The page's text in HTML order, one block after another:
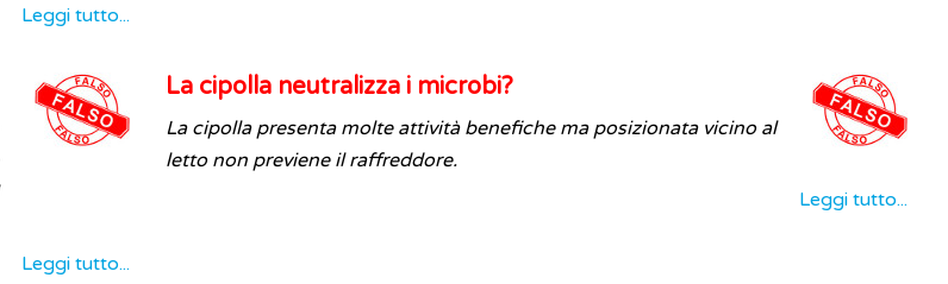
Leggi tutto...
Leggi tutto...
La cipolla neutralizza i microbi?
La cipolla presenta molte attività benefiche ma posizionata vicino al
letto non previene il raffreddore.
Leggi tutto...